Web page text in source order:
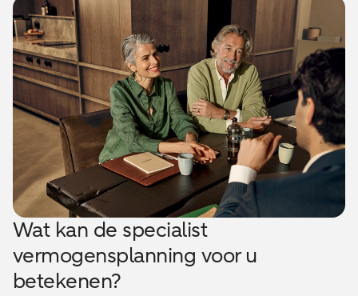
Wat kan de specialist
vermogensplanning voor u
betekenen?